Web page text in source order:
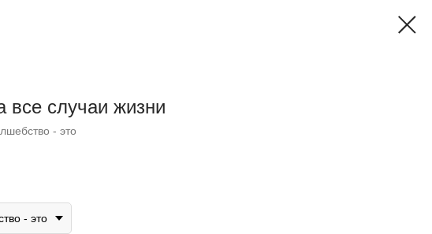
все случаи жизни
- это
- это